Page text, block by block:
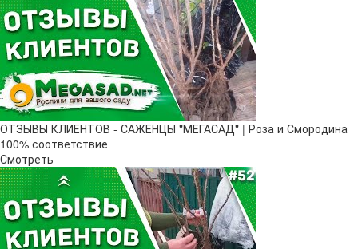
ОТЗЫВЫ КЛИЕНТОВ - САЖЕНЦЫ "МЕГАСАД" | Роза и Смородина
100% соответствие
Смотреть